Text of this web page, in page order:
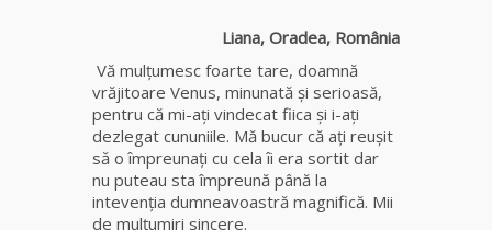
Sandra
Somerda
Cea mai
vrăjitoare
Liana, Oradea, România
Vă mulţumesc foarte tare, doamnă
vrăjitoare Venus, minunată și serioasă,
pentru că mi-aţi vindecat fiica și i-ați
dezlegat cununiile. Mă bucur că ați reușit
să o împreunați cu cela îi era sortit dar
nu puteau sta împreună până la
intevenția dumneavoastră magnifică. Mii
de mulțumiri sincere.